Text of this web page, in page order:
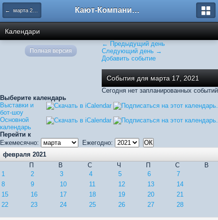
← марта 2021 Кают-Компания "Катера и Яхты"
Календари
← Предыдущий день
Следующий день →
Добавить событие
События для марта 17, 2021
Сегодня нет запланированных событий
Выберите календарь
Выставки и
бот-шоу
Основной
календарь
Перейти к
Ежемесячно:
Ежегодно:
февраля 2021
П
В С Ч П С
В
1
2 3 4 5 6
7
8
9 10 11 12 13
14
15
16 17 18 19 20
21
22
23 24 25 26 27 28
Полная версия